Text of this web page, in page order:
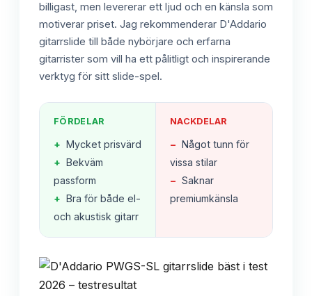
billigast, men levererar ett ljud och en känsla som
motiverar priset. Jag rekommenderar D'Addario
gitarrslide till både nybörjare och erfarna
gitarrister som vill ha ett pålitligt och inspirerande
verktyg för sitt slide-spel.
FÖRDELAR
+ Mycket prisvärd
+ Bekväm
passform
+ Bra för både el-
och akustisk gitarr
NACKDELAR
− Något tunn för
vissa stilar
− Saknar
premiumkänsla